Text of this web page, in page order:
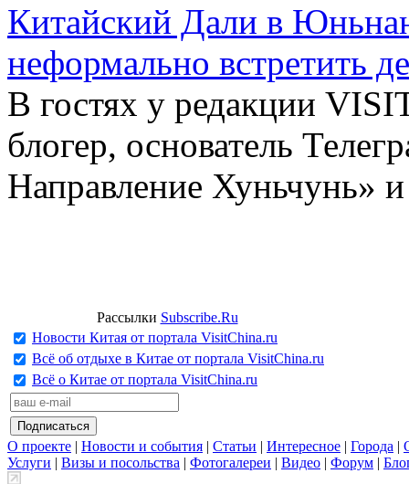
Китайский Дали в
неформально встретить
В гостях у редакции
блогер, основатель
Направление Хуньчунь»
Рассылки Subscribe.Ru
Новости Китая от портала VisitChina.ru
Всё об отдыхе в Китае от портала VisitChina.ru
Всё о Китае от портала VisitChina.ru
О проекте | Новости и события | Статьи | Интересное | Города |
Услуги | Визы и посольства | Фотогалереи | Видео | Форум |